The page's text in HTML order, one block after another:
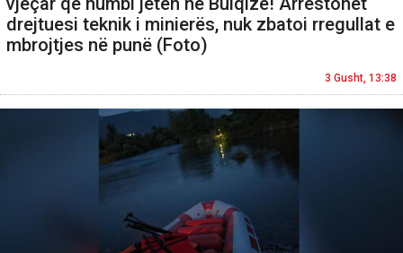
drejtuesi teknik i minierës, nuk zbatoi rregullat e
mbrojtjes në punë (Foto)
3 Gusht, 13:38